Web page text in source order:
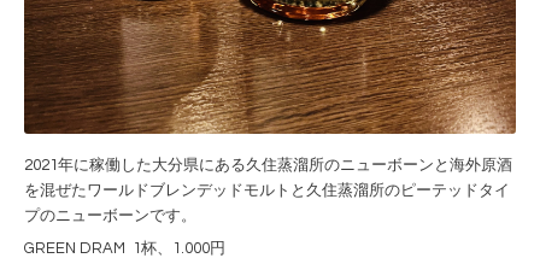
2021年に稼働した大分県にある久住蒸溜所のニューボーンと海外原酒
を混ぜたワールドブレンデッドモルトと久住蒸溜所のピーテッドタイ
プのニューボーンです。
GREEN DRAM 1杯、1.000円